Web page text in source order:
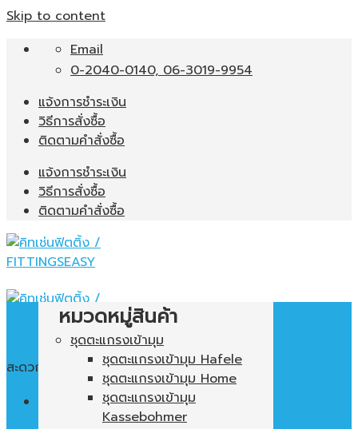
Skip to content
Email
0-2040-0140, 06-3019-9954
แจ้งการชำระเงิน
วิธีการสั่งซื้อ
ติดตามคำสั่งซื้อ
แจ้งการชำระเงิน
วิธีการสั่งซื้อ
ติดตามคำสั่งซื้อ
สะดวก ใช้งานง่าย พื้นที่ในตู้ไม่เปล่าประโยชน์
หมวดหมู่สินค้า
ชุดตะแกรงเข้ามุม
ชุดตะแกรงเข้ามุม Hafele
ชุดตะแกรงเข้ามุม Home
ชุดตะแกรงเข้ามุม
Kassebohmer